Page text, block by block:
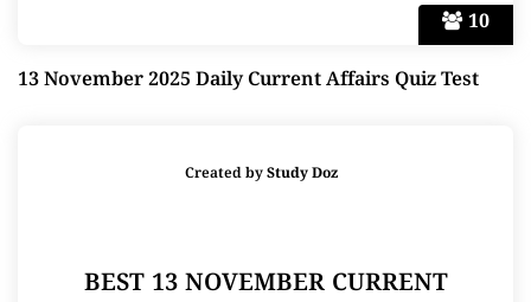
10
13 November 2025 Daily Current Affairs Quiz Test
Created byStudy Doz
BEST 13 NOVEMBER CURRENT